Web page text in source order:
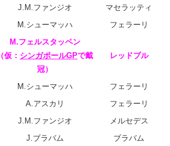
J.M.ファンジオ
マセラッティ
M.シューマッハ フェラーリ
M.フェルスタッペン
（仮： シンガポールGPで戴
冠）
レッドブル
M.シューマッハ
フェラーリ
A.アスカリ
フェラーリ
J.M.ファンジオ
メルセデス
J.ブラバム
ブラバム